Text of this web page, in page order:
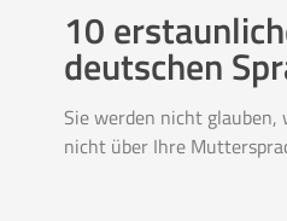
10
deutschen
Sie werden nicht glauben,
nicht über Ihre